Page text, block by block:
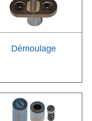
Démoulage